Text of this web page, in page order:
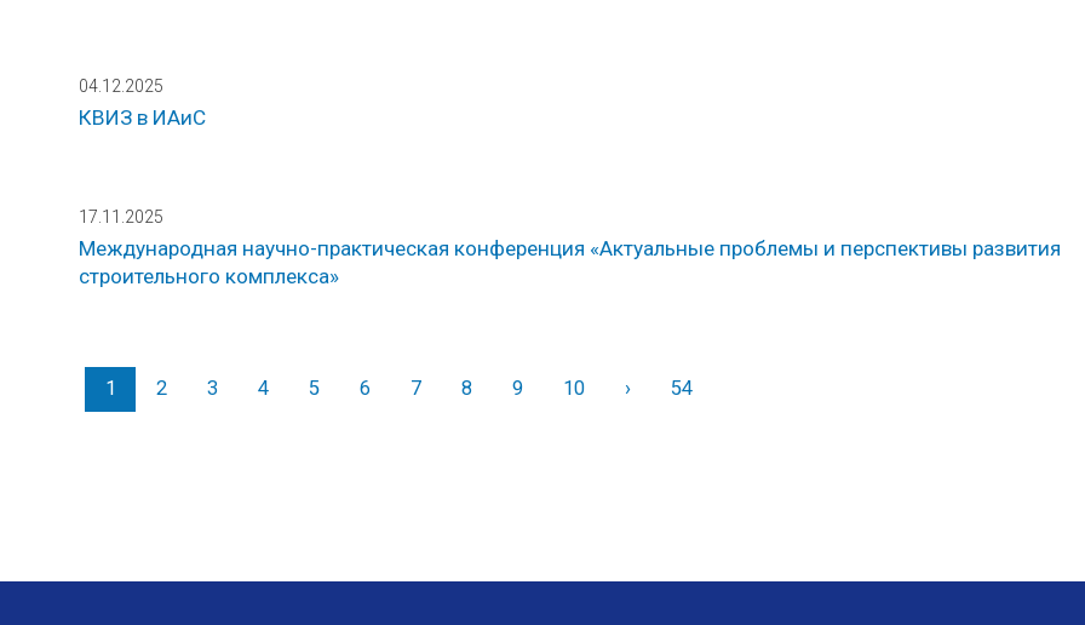
04.12.2025
КВИЗ в ИАиС
17.11.2025
Международная научно-практическая конференция «Актуальные проблемы и перспективы развития
строительного комплекса»
1 2 3 4 5 6 7 8 9 10 ›Вперед
54